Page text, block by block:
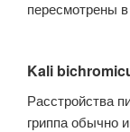
пересмотрены
Kali
Расстройства
гриппа обычно